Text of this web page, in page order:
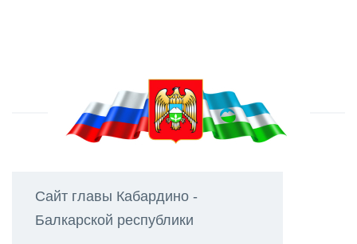
Сайт главы Кабардино -
Балкарской республики